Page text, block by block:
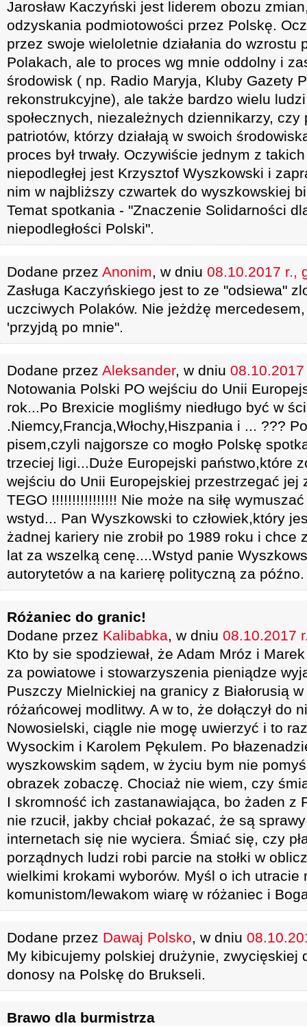
Jarosław Kaczyński jest liderem obozu
odzyskania podmiotowości przez Polskę.
przez swoje wieloletnie działania do wzrostu
Polakach, ale to proces wg mnie oddolny i
środowisk ( np. Radio Maryja, Kluby Gazety
rekonstrukcyjne), ale także bardzo wielu ludzi
społecznych, niezależnych dziennikarzy,
patriotów, którzy działają w swoich
proces był trwały. Oczywiście jednym z
niepodległej jest Krzysztof Wyszkowski i
nim w najbliższy czwartek do wyszkowskiej
Temat spotkania - "Znaczenie Solidarności
niepodległości Polski".
Dodane przez Anonim, w dniu 08.10.2017 r.,
Zasługa Kaczyńskiego jest to ze "odsiewa"
uczciwych Polaków. Nie jeżdżę
'przyjdą po mnie".
Dodane przez Aleksander, w dniu
Notowania Polski PO wejściu do Unii
rok...Po Brexicie mogliśmy niedługo być w
.Niemcy,Francja,Włochy,Hiszpania i ... ???
pisem,czyli najgorsze co mogło Polskę
trzeciej ligi...Duże Europejski państwo,które
wejściu do Unii Europejskiej przestrzegać jej
TEGO !!!!!!!!!!!!!!!! Nie może na siłę
wstyd... Pan Wyszkowski to człowiek,który
żadnej kariery nie zrobił po 1989 roku i chce
lat za wszelką cenę....Wstyd panie
autorytetów a na karierę polityczną za późno.
Różaniec do granic!
Dodane przez Kalibabka, w dniu 08.10.2017
Kto by sie spodziewał, że Adam Mróz i
za powiatowe i stowarzyszenia pieniądze
Puszczy Mielnickiej na granicy z Białorusią
różańcowej modlitwy. A w to, że dołączył do
Nowosielski, ciągle nie mogę uwierzyć i to
Wysockim i Karolem Pękulem. Po
wyszkowskim sądem, w życiu bym nie
obrazek zobaczę. Chociaż nie wiem, czy
I skromność ich zastanawiająca, bo żaden z
nie rzucił, jakby chciał pokazać, że są
internetach się nie wyciera. Śmiać się, czy
porządnych ludzi robi parcie na stołki w
wielkimi krokami wyborów. Myśl o ich utracie
komunistom/lewakom wiarę w różaniec i
Dodane przez Dawaj Polsko, w dniu
My kibicujemy polskiej drużynie, zwycięskiej
donosy na Polskę do Brukseli.
Brawo dla burmistrza